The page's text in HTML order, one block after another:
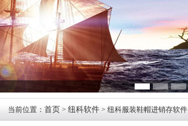
当前位置： 首页 > 纽科软件 > 纽科服装鞋帽进销存软件